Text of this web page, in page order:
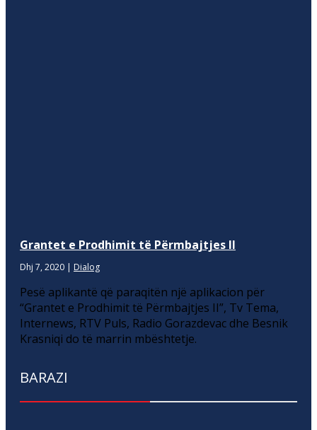
Grantet e Prodhimit të Përmbajtjes II
Dhj 7, 2020 | Dialog
Pesë aplikantë që paraqitën një aplikacion për
“Grantet e Prodhimit të Përmbajtjes II”, Tv Tema,
Internews, RTV Puls, Radio Gorazdevac dhe Besnik
Krasniqi do të marrin mbështetje.
BARAZI